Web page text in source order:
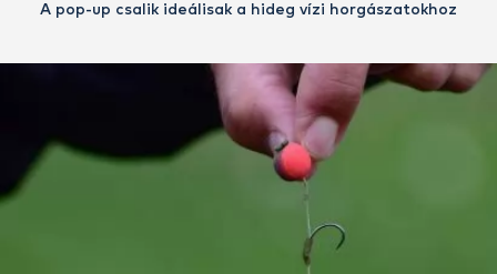
A pop-up csalik ideálisak a hideg vízi horgászatokhoz